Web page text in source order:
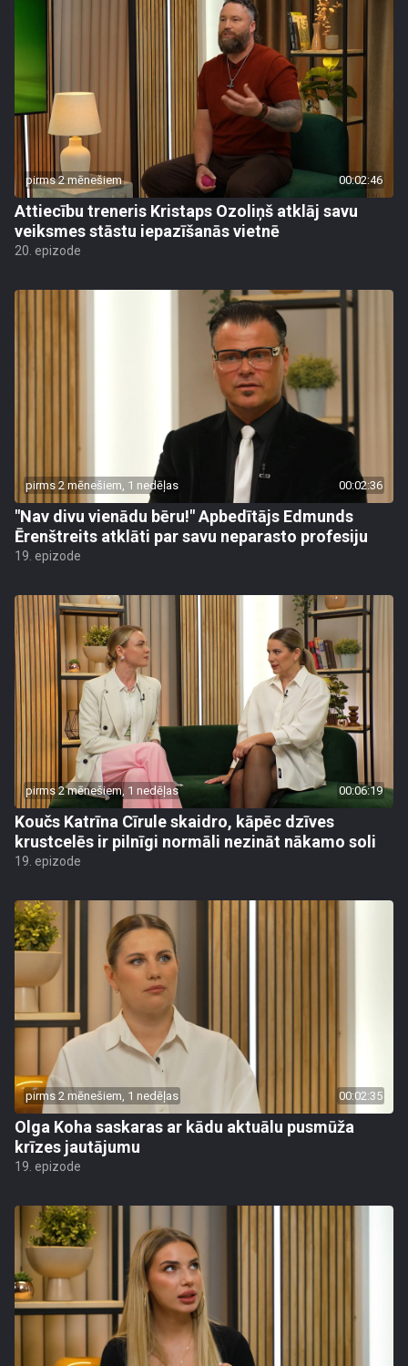
pirms 2 mēnešiem 00:02:46
Attiecību treneris Kristaps Ozoliņš atklāj savu
veiksmes stāstu iepazīšanās vietnē
20. epizode
pirms 2 mēnešiem, 1 nedēļas 00:02:36
"Nav divu vienādu bēru!" Apbedītājs Edmunds
Ērenštreits atklāti par savu neparasto profesiju
19. epizode
pirms 2 mēnešiem, 1 nedēļas 00:06:19
Koučs Katrīna Cīrule skaidro, kāpēc dzīves
krustcelēs ir pilnīgi normāli nezināt nākamo soli
19. epizode
pirms 2 mēnešiem, 1 nedēļas 00:02:35
Olga Koha saskaras ar kādu aktuālu pusmūža
krīzes jautājumu
19. epizode